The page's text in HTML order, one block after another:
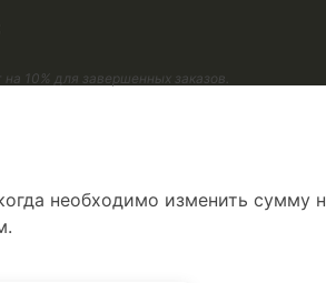
10% для завершенных заказов.
необходимо изменить сумму